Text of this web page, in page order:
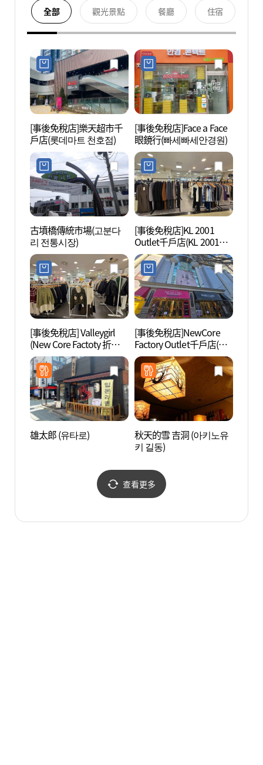
全部 觀光景點 餐廳 住宿
[事後免稅店]樂天超市千
戶店(롯데마트 천호점)
[事後免稅店]Face a Face
眼鏡行(빠세빠세안경원)
古墳橋傳統市場(고분다
리 전통시장)
[事後免稅店]KL 2001
Outlet千戶店(KL 2001아
울렛 천호점)
[事後免稅店] Valleygirl
(New Core Factoty 折扣
購物中心千戶店)(밸리걸
뉴코아팩토리아울렛 천
호점)
[事後免稅店]NewCore
Factory Outlet千戶店(뉴
코아팩토리아울렛 천호
점)
雄太郎 (유타로)
秋天的雪 吉洞 (아키노유
키 길동)
查看更多